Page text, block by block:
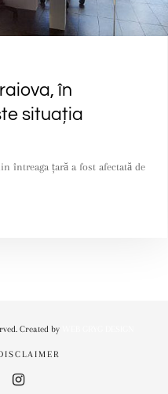
în
situația
întreaga țară a fost afectată de
Created by